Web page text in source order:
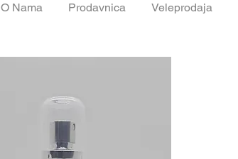
O Nama Prodavnica Veleprodaja